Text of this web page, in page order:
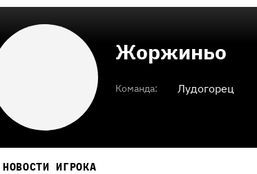
Жоржиньо
Команда: Лудогорец
НОВОСТИ ИГРОКА